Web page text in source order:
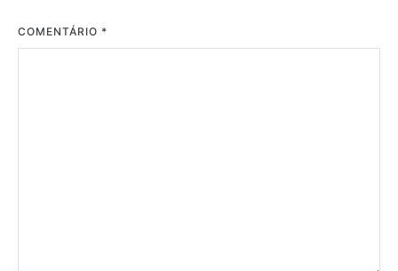
COMENTÁRIO *